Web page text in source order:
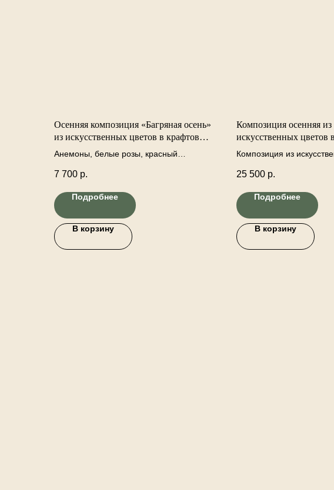
Осенняя композиция «Багряная осень»
из искусственных цветов в крафтовом
конверте
Анемоны, белые розы, красный
осенняя зелень.
7 700 р.
Подробнее
В корзину
Композиция осенняя из
искусственных цветов в
искусственной тыкве
Композиция из
тыкве. В составе
искусственную
искусственные осенние
декоративные осенние
25 500 р.
Подробнее
В корзину